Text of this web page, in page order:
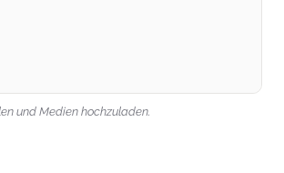
und Medien hochzuladen.